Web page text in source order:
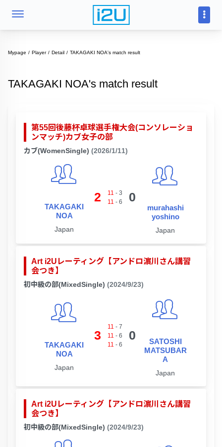
Mypage Player Detail TAKAGAKI NOA's match result
TAKAGAKI NOA's match result
第55回後藤杯卓球選手権大会(コンソレーショ
ンマッチ)カブ女子の部
カブ(WomenSingle) (2026/1/11)
TAKAGAKI
NOA
Japan
2 11 - 3
11 - 6 0
murahashi
yoshino
Japan
Art i2Uレーティング【アンドロ濵川さん講習
会つき】
初中級の部(MixedSingle) (2024/9/23)
TAKAGAKI
NOA
Japan
3
11 - 7
11 - 6
11 - 6
0
SATOSHI
MATSUBAR
A
Japan
Art i2Uレーティング【アンドロ濵川さん講習
会つき】
初中級の部(MixedSingle) (2024/9/23)